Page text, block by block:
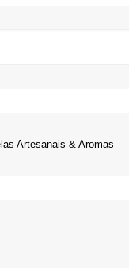
Artesanais & Aromas